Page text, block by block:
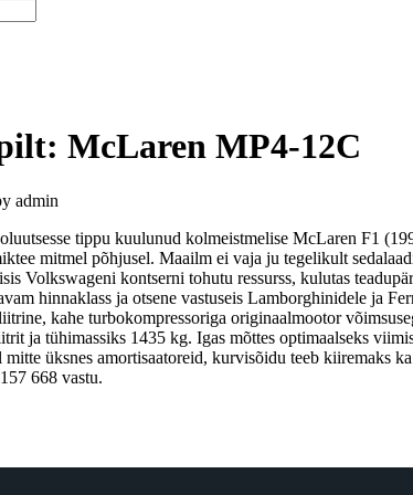
McLaren MP4-12C
admin
tippu kuulunud kolmeistmelise McLaren F1
mitmel põhjusel. Maailm ei vaja ju tegelikult
Volkswageni kontserni tohutu ressurss, kulutas
hinnaklass ja otsene vastuseis Lamborghinidele ja
kahe turbokompressoriga originaalmootor
ja tühimassiks 1435 kg. Igas mõttes optimaalseks
üksnes amortisaatoreid, kurvisõidu teeb kiiremaks
668 vastu.